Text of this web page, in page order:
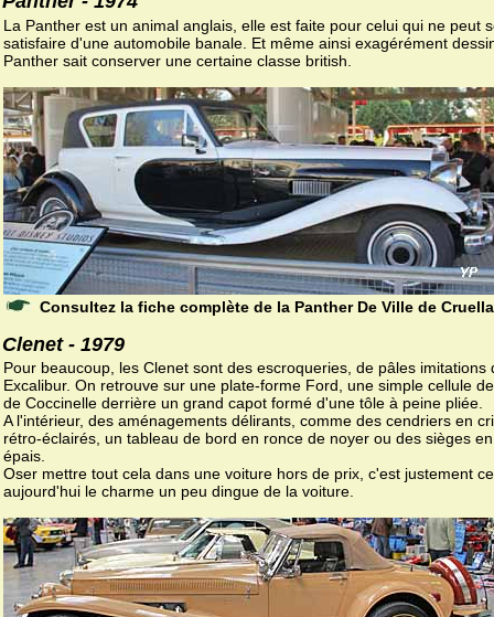
La Panther est un animal anglais, elle est faite pour celui qui ne peut
satisfaire d'une automobile banale. Et même ainsi exagérément
Panther sait conserver une certaine classe british.
Consultez la fiche complète de la Panther De Ville de
Clenet - 1979
Pour beaucoup, les Clenet sont des escroqueries, de pâles imitations
Excalibur. On retrouve sur une plate-forme Ford, une simple cellule
de Coccinelle derrière un grand capot formé d'une tôle à peine pliée.
A l'intérieur, des aménagements délirants, comme des cendriers en
rétro-éclairés, un tableau de bord en ronce de noyer ou des sièges
épais.
Oser mettre tout cela dans une voiture hors de prix, c'est justement
aujourd'hui le charme un peu dingue de la voiture.